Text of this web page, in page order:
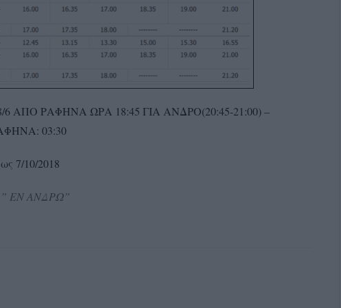
ΡΑΦΗΝΑ ΩΡΑ 18:45 ΓΙΑ ΑΝΔΡΟ(20:45-21:00) –
03:30
7/10/2018
” ΕΝ ΑΝΔΡΩ”